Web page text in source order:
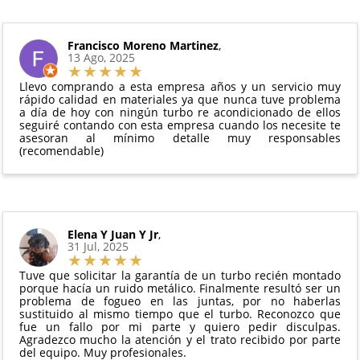
y compresores de aire acondicionado.
Todas nuestras garantías cumplen con la legislación
vigente. Consulta nuestras
para más información.
pedido.
El productono debe haber sido montado ni
manipulado
Debe devolverse en su
perfectas condiciones
Francisco Moreno Martinez,
13 Ago, 2025
Llevo comprando a esta empresa años y un servicio muy
rápido calidad en materiales ya que nunca tuve problema
a día de hoy con ningún turbo re acondicionado de ellos
seguiré contando con esta empresa cuando los necesite te
asesoran al mínimo detalle muy responsables
(recomendable)
Elena Y Juan Y Jr,
31 Jul, 2025
Tuve que solicitar la garantía de un turbo recién montado
porque hacía un ruido metálico. Finalmente resultó ser un
problema de fogueo en las juntas, por no haberlas
sustituido al mismo tiempo que el turbo. Reconozco que
fue un fallo por mi parte y quiero pedir disculpas.
Agradezco mucho la atención y el trato recibido por parte
del equipo. Muy profesionales.